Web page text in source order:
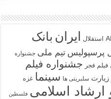
استقلال ایران بانک
پرسپولیس تیم ملی جشنواره
فیلم فجر جشنواره فیلم
سلبریتی ها سینما غزه
ارشاد اسلامی فلسطین